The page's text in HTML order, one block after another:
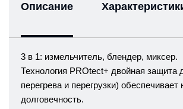
Описание
3 в 1: измельчитель, блендер, миксер.
Технология PROtect+ двойная защита
перегрева и перегрузки)
долговечность.